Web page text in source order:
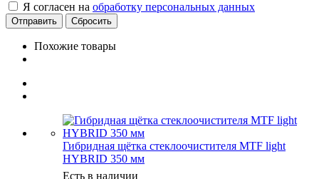
Я согласен на обработку персональных данных
Сбросить
Похожие товары
Гибридная щётка стеклоочистителя MTF light
HYBRID 350 мм
Есть в наличии